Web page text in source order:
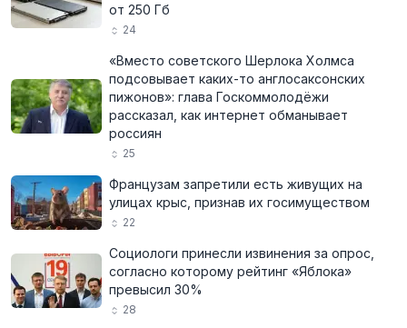
от 250 Гб
24
«Вместо советского Шерлока Холмса
подсовывает каких-то англосаксонских
пижонов»: глава Госкоммолодёжи
рассказал, как интернет обманывает
россиян
25
Французам запретили есть живущих на
улицах крыс, признав их госимуществом
22
Социологи принесли извинения за опрос,
согласно которому рейтинг «Яблока»
превысил 30%
28